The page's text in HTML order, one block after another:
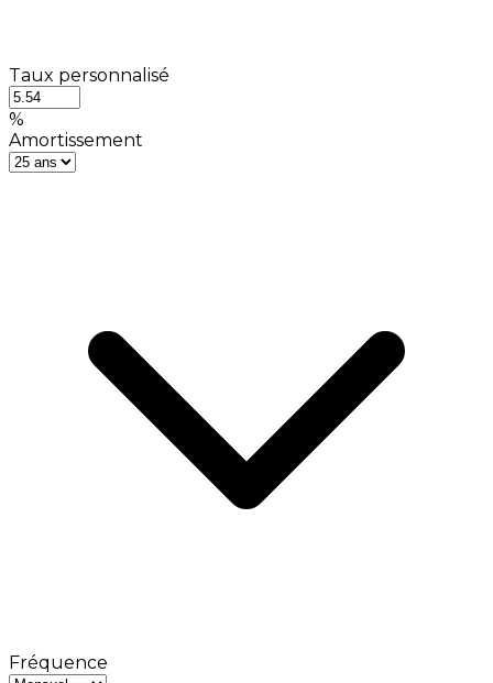
Taux personnalisé
%
Amortissement
Fréquence